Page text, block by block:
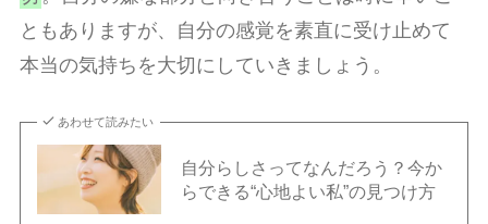
ともありますが、自分の感覚を素直に受け止めて
本当の気持ちを大切にしていきましょう。
あわせて読みたい
自分らしさってなんだろう？今か
らできる“心地よい私”の見つけ方